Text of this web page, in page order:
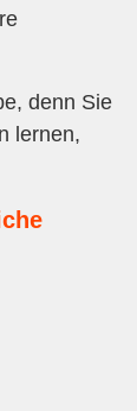
denn Sie
lernen,